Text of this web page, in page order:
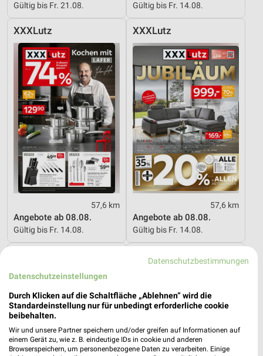
Gültig bis Fr. 21.08. Gültig bis Fr. 14.08.
XXXLutz
57,6 km
Angebote ab 08.08.
Gültig bis Fr. 14.08.
XXXLutz
57,6 km
Angebote ab 08.08.
Gültig bis Fr. 14.08.
XXXLutz
Datenschutzbestimmungen
Datenschutzeinstellungen
Durch Klicken auf die Schaltfläche „Ablehnen“ wird die
Standardeinstellung nur für unbedingt erforderliche cookie
beibehalten.
Wir und unsere Partner speichern und/oder greifen auf Informationen auf
einem Gerät zu, wie z. B. eindeutige IDs in cookie und anderen
Browserspeichern, um personenbezogene Daten zu verarbeiten. Einige